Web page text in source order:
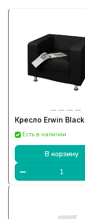
Кресло Erwin Black
Есть в наличии
В корзину